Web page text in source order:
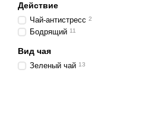
Действие
Чай-антистресс 2
Бодрящий 11
Вид чая
Зеленый чай 13